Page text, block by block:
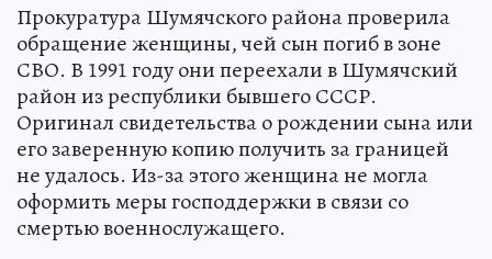
Прокуратура Шумячского района проверила
обращение женщины, чей сын погиб в зоне
СВО. В 1991 году они переехали в Шумячский
район из республики бывшего СССР.
Оригинал свидетельства о рождении сына или
его заверенную копию получить за границей
не удалось. Из-за этого женщина не могла
оформить меры господдержки в связи со
смертью военнослужащего.